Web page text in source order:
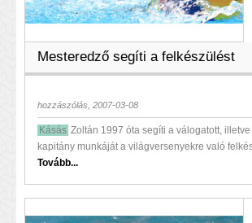
Mesteredző segíti a felkészülést
hozzászólás, 2007-03-08
Kásás Zoltán 1997 óta segíti a válogatott,
kapitány munkáját a világversenyekre való
Tovább...